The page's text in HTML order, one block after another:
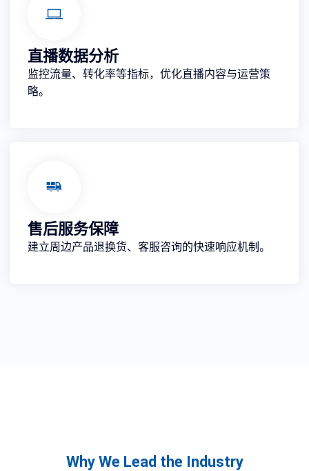
直播数据分析
监控流量、转化率等指标，优化直播内容与运营策
略。
售后服务保障
建立周边产品退换货、客服咨询的快速响应机制。
Why We Lead the Industry